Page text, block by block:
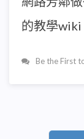
的教學
Be the First